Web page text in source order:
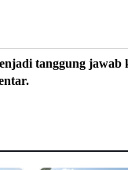
tanggung